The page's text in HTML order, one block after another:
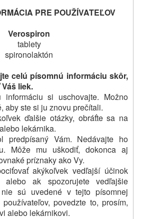
PRE POUŽÍVATEĽOV
Verospiron
tablety
spironolaktón
celú písomnú informáciu skôr,
liek.
informáciu si uschovajte. Možno
aby ste si ju znovu prečítali.
ďalšie otázky, obráťte sa na
lekárnika.
predpísaný Vám. Nedávajte ho
Môže mu uškodiť, dokonca aj
príznaky ako Vy.
akýkoľvek vedľajší účinok
alebo ak spozorujete vedľajšie
sú uvedené v tejto písomnej
povedzte to, prosím,
alebo lekárnikovi.